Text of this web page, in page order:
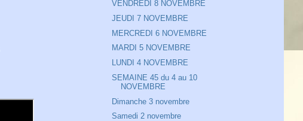
VENDREDI 8 NOVEMBRE
JEUDI 7 NOVEMBRE
MERCREDI 6 NOVEMBRE
MARDI 5 NOVEMBRE
LUNDI 4 NOVEMBRE
SEMAINE 45 du 4 au 10
NOVEMBRE
Dimanche 3 novembre
Samedi 2 novembre